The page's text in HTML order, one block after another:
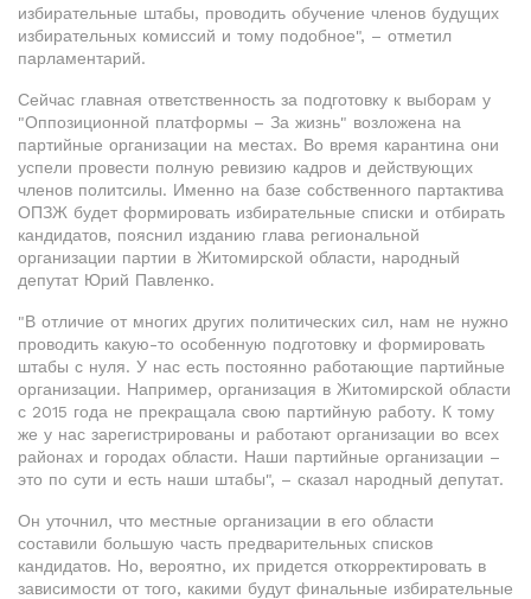
избирательные штабы, проводить обучение членов будущих
избирательных комиссий и тому подобное", – отметил
парламентарий.
Сейчас главная ответственность за подготовку к выборам у
"Оппозиционной платформы – За жизнь" возложена на
партийные организации на местах. Во время карантина они
успели провести полную ревизию кадров и действующих
членов политсилы. Именно на базе собственного партактива
ОПЗЖ будет формировать избирательные списки и отбирать
кандидатов, пояснил изданию глава региональной
организации партии в Житомирской области, народный
депутат Юрий Павленко.
"В отличие от многих других политических сил, нам не нужно
проводить какую-то особенную подготовку и формировать
штабы с нуля. У нас есть постоянно работающие партийные
организации. Например, организация в Житомирской области
с 2015 года не прекращала свою партийную работу. К тому
же у нас зарегистрированы и работают организации во всех
районах и городах области. Наши партийные организации –
это по сути и есть наши штабы", – сказал народный депутат.
Он уточнил, что местные организации в его области
составили большую часть предварительных списков
кандидатов. Но, вероятно, их придется откорректировать в
зависимости от того, какими будут финальные избирательные